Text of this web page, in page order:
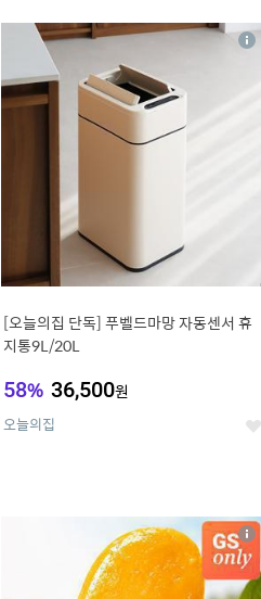
10
[오늘의집 단독] 푸벨드마망 자동센서 휴
지통9L/20L
58% 36,500원
오늘의집 좋
상
상
세